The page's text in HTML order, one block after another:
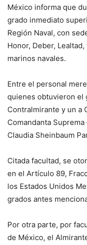
México informa que
grado inmediato
Región Naval, con
Honor, Deber,
marinos navales.
Entre el personal
quienes obtuvieron el
Contralmirante y un a
Comandanta
Claudia Sheinbaum
Citada facultad, se
en el Artículo 89,
los Estados Unidos
grados antes
Por otra parte, por
de México, el